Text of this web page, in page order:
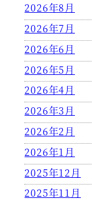
2026年8月
2026年7月
2026年6月
2026年5月
2026年4月
2026年3月
2026年2月
2026年1月
2025年12月
2025年11月